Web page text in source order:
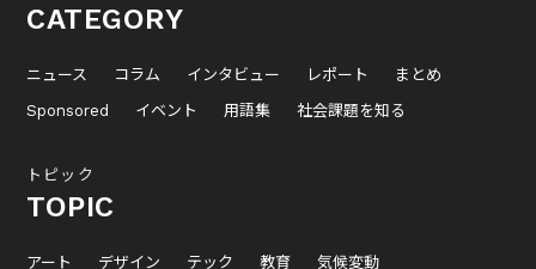
CATEGORY
ニュース コラム インタビュー レポート
まとめ
Sponsored
イベント 用語集 社会課題を知る
トピック
TOPIC
アート デザイン テック 教育 気候変動